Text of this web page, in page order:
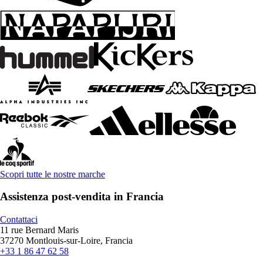
Scopri tutte le nostre marche
Assistenza post-vendita in Francia
Contattaci
11 rue Bernard Maris
37270 Montlouis-sur-Loire, Francia
+33 1 86 47 62 58